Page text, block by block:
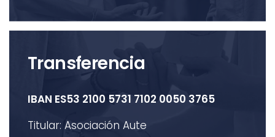
Transferencia
IBAN ES53 2100 5731 7102 0050 3765
Titular: Asociación Aute